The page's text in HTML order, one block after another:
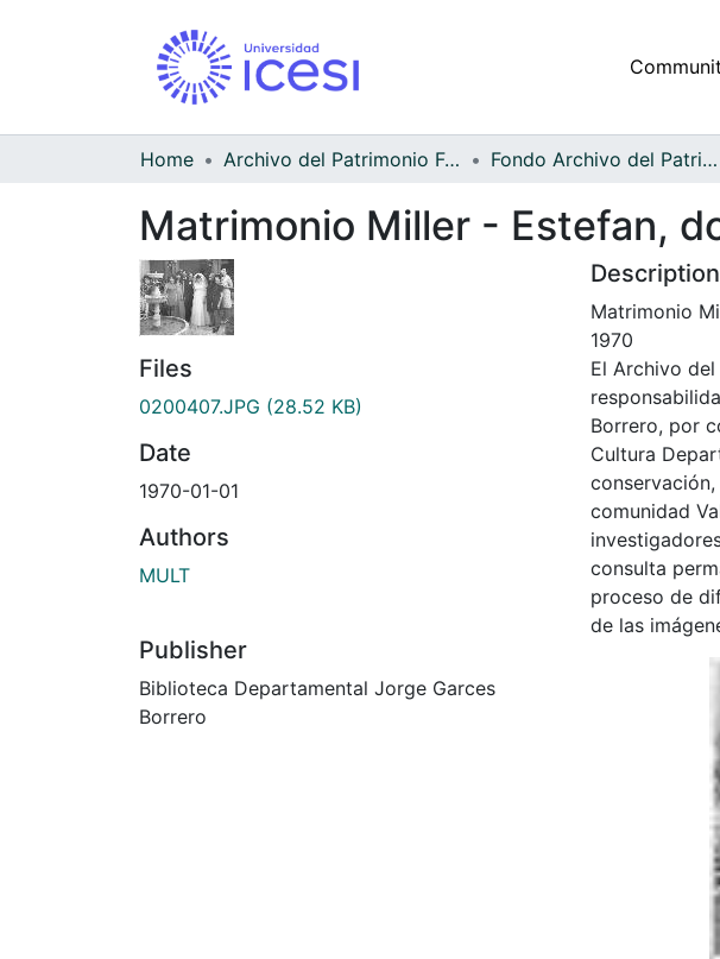
Home Archivo del Patrimonio Fotográfico y Fílmico del Valle del Cauca Fondo Archivo del Patrimonio Fotográfico y Fílmico del Valle del Cauca
Matrimonio Miller - Estefan,
Files
0200407.JPG (28.52 KB)
Date
1970-01-01
Authors
MULT
Publisher
Biblioteca Departamental Jorge Garces
Borrero
Description
Matrimonio
1970
El Archivo
Borrero, por
Cultura
comunidad
consulta
proceso de
de las